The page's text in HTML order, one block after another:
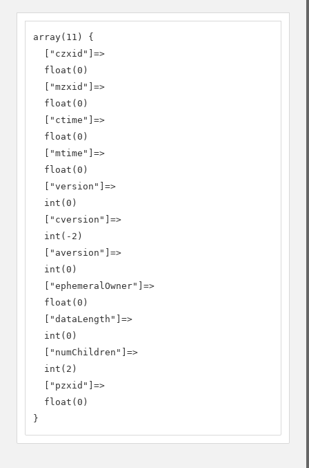
array(11) {
  ["czxid"]=>
  float(0)
  ["mzxid"]=>
  float(0)
  ["ctime"]=>
  float(0)
  ["mtime"]=>
  float(0)
  ["version"]=>
  int(0)
  ["cversion"]=>
  int(-2)
  ["aversion"]=>
  int(0)
  ["ephemeralOwner"]=>
  float(0)
  ["dataLength"]=>
  int(0)
  ["numChildren"]=>
  int(2)
  ["pzxid"]=>
  float(0)
}